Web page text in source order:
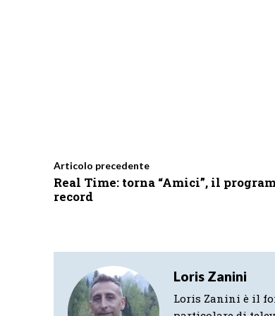
Articolo precedente
Real Time: torna “Amici”, il
record
Loris Zanini
Loris Zanini è il